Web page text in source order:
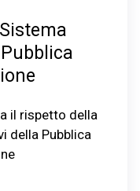
il rispetto della
della Pubblica